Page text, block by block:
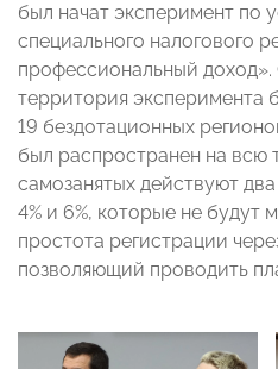
был начат эксперимент по
специального налогового
профессиональный доход».
территория эксперимента
19 бездотационных
был распространен на
самозанятых действуют
4% и 6%, которые не будут
простота регистрации
позволяющий проводить